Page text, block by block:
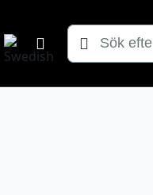
Sök
efter: